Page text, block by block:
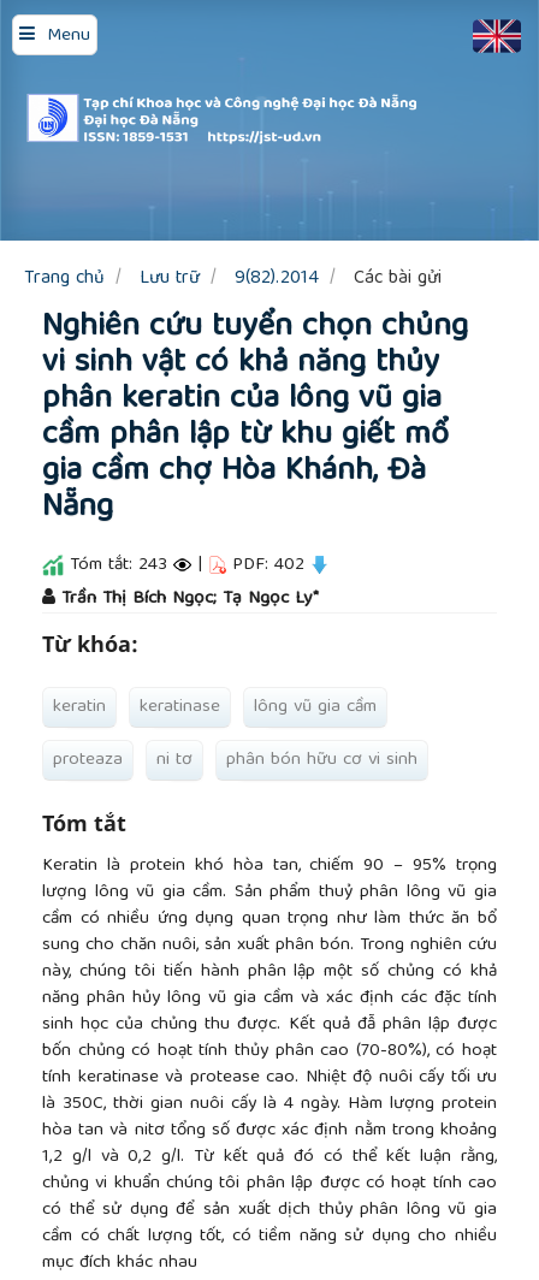
Menu
Quick
jump
to
page
content
Main
Sidebar
Trang chủ Lưu trữ 9(82).2014 Các bài gửi
Nghiên cứu tuyển chọn chủng
vi sinh vật có khả năng thủy
phân keratin của lông vũ gia
cầm phân lập từ khu giết mổ
gia cầm chợ Hòa Khánh, Đà
Nẵng
Tóm tắt: 243 | PDF: 402
Trần Thị Bích Ngọc; Tạ Ngọc Ly*
Từ khóa:
keratin keratinase
lông vũ gia cầm
proteaza
ni tơ phân bón hữu cơ vi sinh
Tóm tắt
Keratin là protein khó hòa tan, chiếm 90 – 95% trọng
lượng lông vũ gia cầm. Sản phẩm thuỷ phân lông vũ gia
cầm có nhiều ứng dụng quan trọng như làm thức ăn bổ
sung cho chăn nuôi, sản xuất phân bón. Trong nghiên cứu
này, chúng tôi tiến hành phân lập một số chủng có khả
năng phân hủy lông vũ gia cầm và xác định các đặc tính
sinh học của chủng thu được. Kết quả đẫ phân lập được
bốn chủng có hoạt tính thủy phân cao (70-80%), có hoạt
tính keratinase và protease cao. Nhiệt độ nuôi cấy tối ưu
là 350C, thời gian nuôi cấy là 4 ngày. Hàm lượng protein
hòa tan và nitơ tổng số được xác định nằm trong khoảng
1,2 g/l và 0,2 g/l. Từ kết quả đó có thể kết luận rằng,
chủng vi khuẩn chúng tôi phân lập được có hoạt tính cao
có thể sử dụng để sản xuất dịch thủy phân lông vũ gia
cầm có chất lượng tốt, có tiềm năng sử dụng cho nhiều
mục đích khác nhau